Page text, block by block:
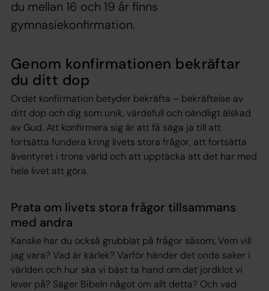
du mellan 16 och 19 år finns
gymnasiekonfirmation.
Genom konfirmationen bekräftar
du ditt dop
Ordet konfirmation betyder bekräfta – bekräftelse av
ditt dop och dig som unik, värdefull och oändligt älskad
av Gud. Att konfirmera sig är att få säga ja till att
fortsätta fundera kring livets stora frågor, att fortsätta
äventyret i trons värld och att upptäcka att det har med
hela livet att göra.
Prata om livets stora frågor tillsammans
med andra
Kanske har du också grubblat på frågor såsom; Vem vill
jag vara? Vad är kärlek? Varför händer det onda saker i
världen och hur ska vi bäst ta hand om det jordklot vi
lever på? Säger Bibeln något om allt detta? Och vad